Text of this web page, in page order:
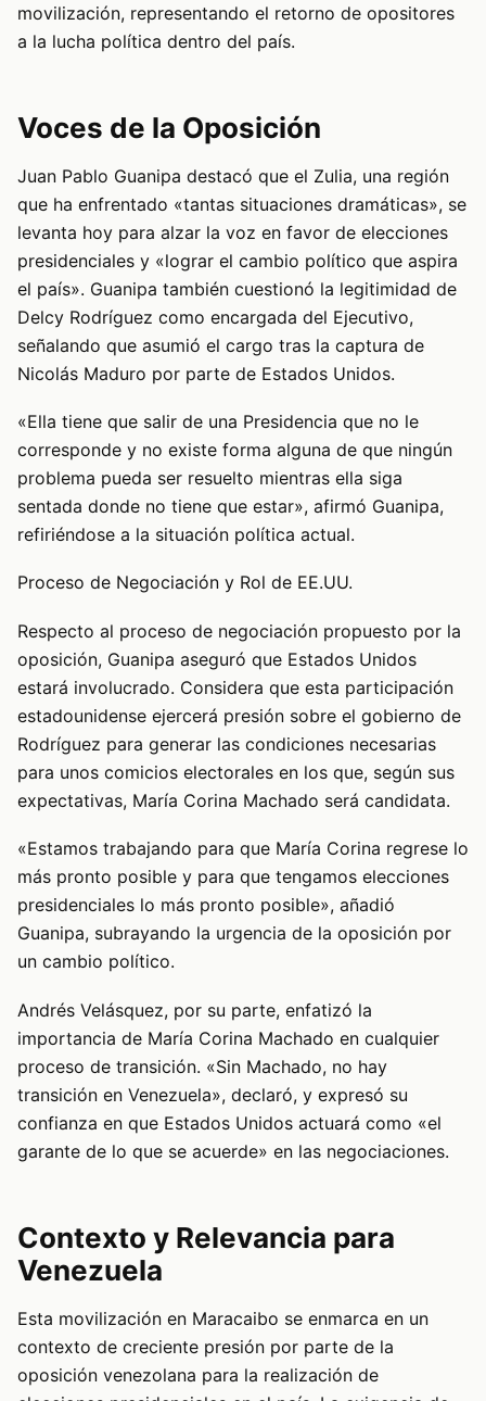
movilización, representando el retorno de opositores
a la lucha política dentro del país.
Voces de la Oposición
Juan Pablo Guanipa destacó que el Zulia, una región
que ha enfrentado «tantas situaciones dramáticas», se
levanta hoy para alzar la voz en favor de elecciones
presidenciales y «lograr el cambio político que aspira
el país». Guanipa también cuestionó la legitimidad de
Delcy Rodríguez como encargada del Ejecutivo,
señalando que asumió el cargo tras la captura de
Nicolás Maduro por parte de Estados Unidos.
«Ella tiene que salir de una Presidencia que no le
corresponde y no existe forma alguna de que ningún
problema pueda ser resuelto mientras ella siga
sentada donde no tiene que estar», afirmó Guanipa,
refiriéndose a la situación política actual.
Proceso de Negociación y Rol de EE.UU.
Respecto al proceso de negociación propuesto por la
oposición, Guanipa aseguró que Estados Unidos
estará involucrado. Considera que esta participación
estadounidense ejercerá presión sobre el gobierno de
Rodríguez para generar las condiciones necesarias
para unos comicios electorales en los que, según sus
expectativas, María Corina Machado será candidata.
«Estamos trabajando para que María Corina regrese lo
más pronto posible y para que tengamos elecciones
presidenciales lo más pronto posible», añadió
Guanipa, subrayando la urgencia de la oposición por
un cambio político.
Andrés Velásquez, por su parte, enfatizó la
importancia de María Corina Machado en cualquier
proceso de transición. «Sin Machado, no hay
transición en Venezuela», declaró, y expresó su
confianza en que Estados Unidos actuará como «el
garante de lo que se acuerde» en las negociaciones.
Contexto y Relevancia para
Venezuela
Esta movilización en Maracaibo se enmarca en un
contexto de creciente presión por parte de la
oposición venezolana para la realización de